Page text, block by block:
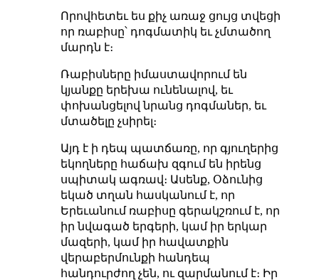
Որովհետեւ ես քիչ առաջ ցույց տվեցի
որ ռաբիսը՝ դոգմատիկ եւ չմտածող
մարդն է։
Ռաբիսները իմաստավորում են
կյանքը երեխա ունենալով, եւ
փոխանցելով նրանց դոգմաներ, եւ
մտածելը չսիրել։
Այդ է ի դեպ պատճառը, որ գյուղերից
եկողները հաճախ զգում են իրենց
սպիտակ ագռավ։ Ասենք, Օձունից
եկած տղան հասկանում է, որ
Երեւանում ռաբիսը գերակշռում է, որ
իր նվագած երգերի, կամ իր երկար
մազերի, կամ իր հավատքին
վերաբերմունքի հանդեպ
հանդուրժող չեն, ու զարմանում է։ Իր